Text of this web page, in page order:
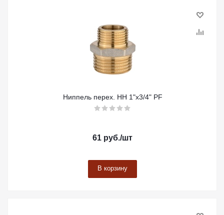
Ниппель перех. НН 1"х3/4" PF
61 руб./шт
В корзину